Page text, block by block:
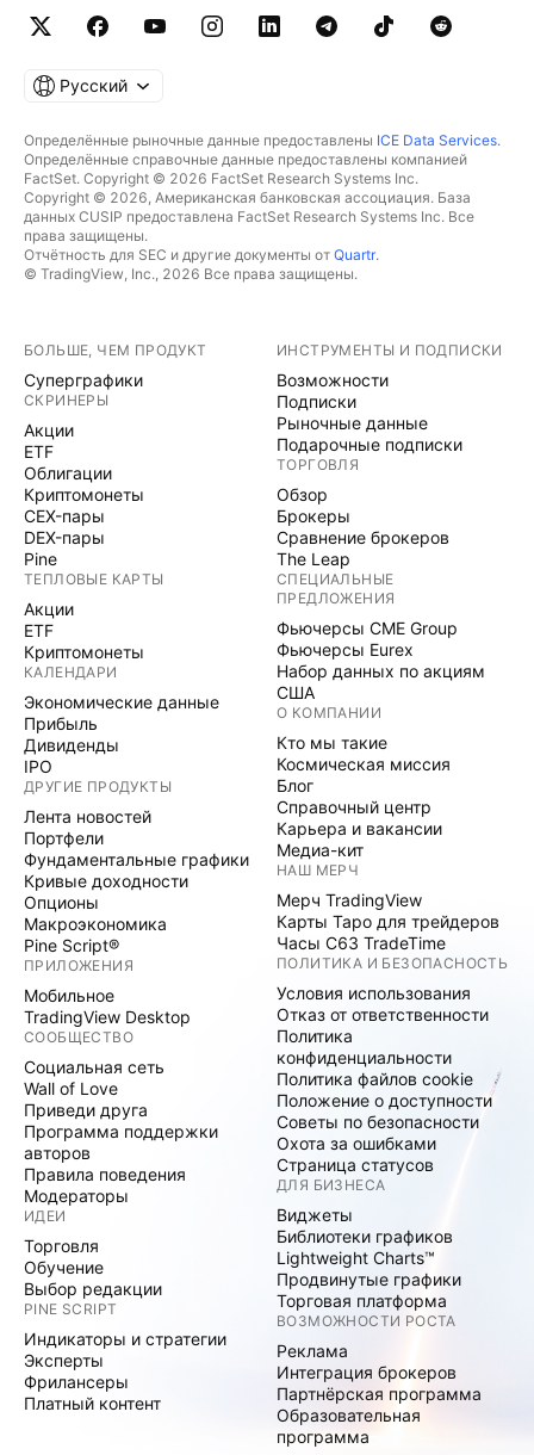
Русский
Определённые рыночные данные предоставлены ICE Data Services.
Определённые справочные данные предоставлены компанией
FactSet. Copyright © 2026 FactSet Research Systems Inc.
Copyright © 2026, Американская банковская ассоциация. База
данных CUSIP предоставлена FactSet Research Systems Inc. Все
права защищены.
Отчётность для SEC и другие документы от Quartr.
© TradingView, Inc., 2026 Все права защищены.
БОЛЬШЕ, ЧЕМ ПРОДУКТ
Суперграфики
СКРИНЕРЫ
Акции
ETF
Облигации
Криптомонеты
CEX-пары
DEX-пары
Pine
ТЕПЛОВЫЕ КАРТЫ
Акции
ETF
Криптомонеты
КАЛЕНДАРИ
Экономические данные
Прибыль
Дивиденды
IPO
ДРУГИЕ ПРОДУКТЫ
Лента новостей
Портфели
Фундаментальные графики
Кривые доходности
Опционы
Макроэкономика
Pine Script®
ПРИЛОЖЕНИЯ
Мобильное
TradingView Desktop
СООБЩЕСТВО
Социальная сеть
Wall of Love
Приведи друга
Программа поддержки
авторов
Правила поведения
Модераторы
ИДЕИ
Торговля
Обучение
Выбор редакции
PINE SCRIPT
Индикаторы и стратегии
Эксперты
Фрилансеры
Платный контент
ИНСТРУМЕНТЫ И ПОДПИСКИ
Возможности
Подписки
Рыночные данные
Подарочные подписки
ТОРГОВЛЯ
Обзор
Брокеры
Сравнение брокеров
The Leap
СПЕЦИАЛЬНЫЕ
ПРЕДЛОЖЕНИЯ
Фьючерсы CME Group
Фьючерсы Eurex
Набор данных по акциям
США
О КОМПАНИИ
Кто мы такие
Космическая миссия
Блог
Справочный центр
Карьера и вакансии
Медиа-кит
НАШ МЕРЧ
Мерч TradingView
Карты Таро для трейдеров
Часы C63 TradeTime
ПОЛИТИКА И БЕЗОПАСНОСТЬ
Условия использования
Отказ от ответственности
Политика
конфиденциальности
Политика файлов cookie
Положение о доступности
Советы по безопасности
Охота за ошибками
Страница статусов
ДЛЯ БИЗНЕСА
Виджеты
Библиотеки графиков
Lightweight Charts™
Продвинутые графики
Торговая платформа
ВОЗМОЖНОСТИ РОСТА
Реклама
Интеграция брокеров
Партнёрская программа
Образовательная
программа